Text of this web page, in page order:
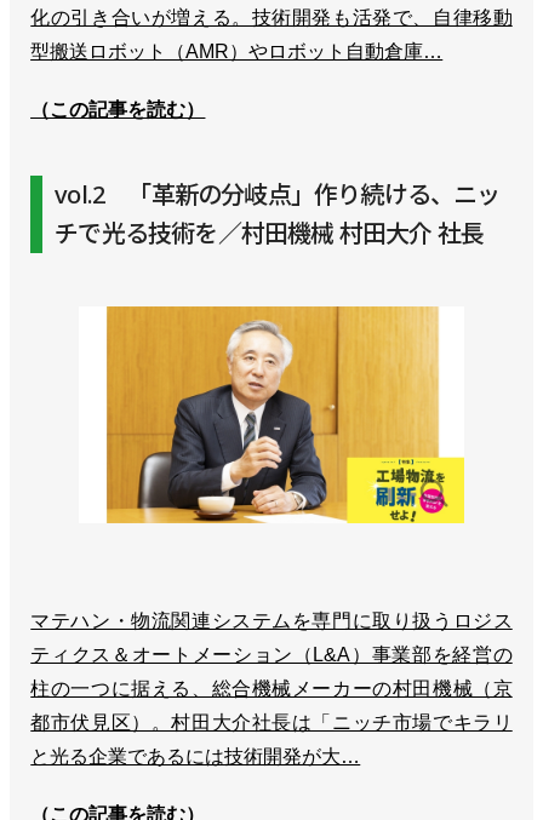
化の引き合いが増える。技術開発も活発で、自律移動
型搬送ロボット（AMR）やロボット自動倉庫…
（この記事を読む）
vol.2 「革新の分岐点」作り続ける、ニッ
チで光る技術を／村田機械 村田大介 社長
マテハン・物流関連システムを専門に取り扱うロジス
ティクス＆オートメーション（L&A）事業部を経営の
柱の一つに据える、総合機械メーカーの村田機械（京
都市伏見区）。村田大介社長は「ニッチ市場でキラリ
と光る企業であるには技術開発が大…
（この記事を読む）